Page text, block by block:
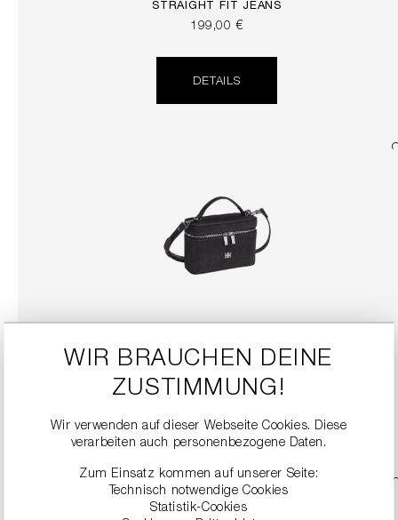
STRAIGHT FIT JEANS
199,00 €
DETAILS
299,00 €
DETAILS
WIR BRAUCHEN DEINE
ZUSTIMMUNG!
Wir verwenden auf dieser Webseite Cookies. Diese
verarbeiten auch personenbezogene Daten.
Zum Einsatz kommen auf unserer Seite:
Technisch notwendige Cookies
Statistik-Cookies